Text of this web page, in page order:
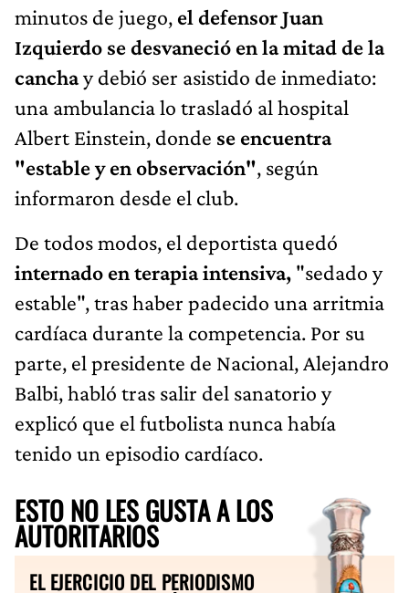
minutos de juego, el defensor Juan
Izquierdo se desvaneció en la mitad de la
canchay debió ser asistido de inmediato:
una ambulancia lo trasladó al hospital
Albert Einstein, donde se encuentra
"estable y en observación", según
informaron desde el club.
De todos modos, el deportista quedó
internado en terapia intensiva, "sedado y
estable", tras haber padecido una arritmia
cardíaca durante la competencia. Por su
parte, el presidente de Nacional, Alejandro
Balbi, habló tras salir del sanatorio y
explicó que el futbolista nunca había
tenido un episodio cardíaco.
ESTO NO LES GUSTA A LOS
AUTORITARIOS
EL EJERCICIO DEL PERIODISMO